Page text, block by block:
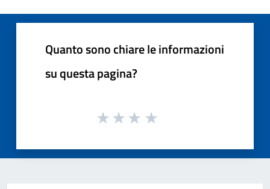
Quanto sono chiare le informazioni
su questa pagina?